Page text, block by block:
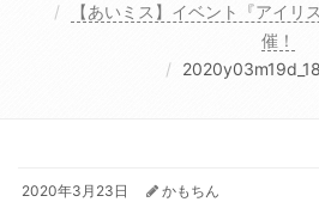
【あいミス】イベント『アイリ
催！
2020年3月23日 かもちん